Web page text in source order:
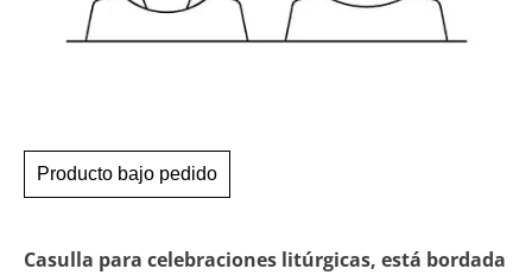
Producto bajo pedido
Casulla para celebraciones litúrgicas, está bordada